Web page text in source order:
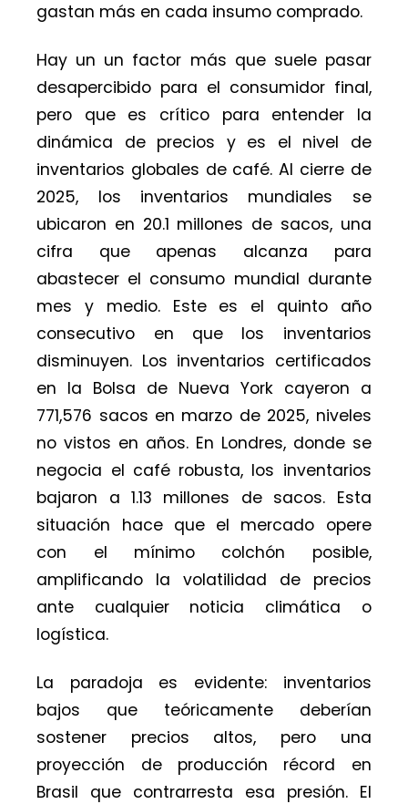
gastan más en cada insumo comprado.
Hay un un factor más que suele pasar
desapercibido para el consumidor final,
pero que es crítico para entender la
dinámica de precios y es el nivel de
inventarios globales de café. Al cierre de
2025, los inventarios mundiales se
ubicaron en 20.1 millones de sacos, una
cifra que apenas alcanza para
abastecer el consumo mundial durante
mes y medio. Este es el quinto año
consecutivo en que los inventarios
disminuyen. Los inventarios certificados
en la Bolsa de Nueva York cayeron a
771,576 sacos en marzo de 2025, niveles
no vistos en años. En Londres, donde se
negocia el café robusta, los inventarios
bajaron a 1.13 millones de sacos. Esta
situación hace que el mercado opere
con el mínimo colchón posible,
amplificando la volatilidad de precios
ante cualquier noticia climática o
logística.
La paradoja es evidente: inventarios
bajos que teóricamente deberían
sostener precios altos, pero una
proyección de producción récord en
Brasil que contrarresta esa presión. El